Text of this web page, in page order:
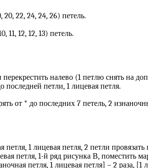
20, 22, 24, 24, 26) петель.
11, 12, 12, 13) петель.
налево (1 петлю снять на
последней петли, 1 лицевая петля.
от * до последних 7 петель, 2
1 лицевая петля, 2 петли
петля, 1-й ряд рисунка В, поместить
петля, 1 лицевая петля] – 2 раза, [1